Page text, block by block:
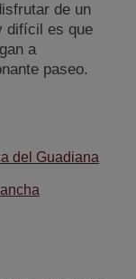
de un
difícil es que
a
paseo.
del Guadiana